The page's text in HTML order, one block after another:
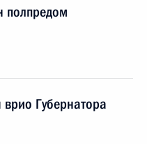
полпредом
Губернатора